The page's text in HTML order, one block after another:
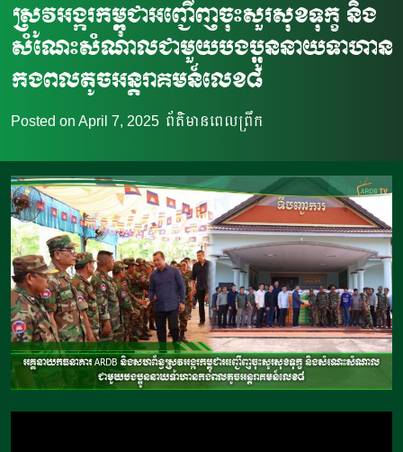
ស្រូវអង្ករកម្ពុជាអញ្ជើញចុះសួរសុខទុក្ខ និង
សំណេះសំណាលជាមួយបងប្អូននាយទាហាន
កងពលតូចអន្តរាគមន៍លេខ៨
Posted on April 7, 2025 ព័ត៌មានពេលព្រឹក